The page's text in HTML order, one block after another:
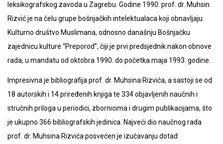
leksikografskog zavoda u Zagrebu. Godine 1990. prof. dr. Muhsin
Rizvić je na čelu grupe bošnjačkih intelektualaca koji obnavljaju
Kulturno društvo Muslimana, odnosno današnju Bošnjačku
zajednicu kulture “Preporod”, čiji je prvi predsjednik nakon obnove
rada, u mandatu od oktobra 1990. do početka maja 1993. godine.
Impresivna je bibliografija prof. dr. Muhsina Rizvića, a sastoji se od
18 autorskih i 14 priređenih knjiga te 334 objavljenih naučnih i
stručnih priloga u periodici, zbornicima i drugim publikacijama, što
je ukupno 366 bibliografskih jedinica. Najveći dio naučnog rada
prof. dr. Muhsina Rizvića posvećen je izučavanju dotad